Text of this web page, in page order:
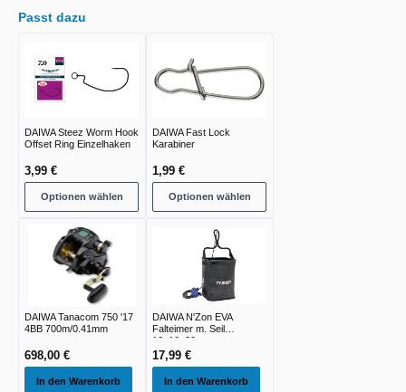
Passt dazu
DAIWA Steez Worm Hook
Offset Ring Einzelhaken
3,99 €
Optionen wählen
DAIWA Fast Lock
Karabiner
1,99 €
Optionen wählen
DAIWA Tanacom 750 '17
4BB 700m/0.41mm
698,00 €
In den Warenkorb
DAIWA N'Zon EVA
Falteimer m. Seil
16x16x20cm
17,99 €
In den Warenkorb